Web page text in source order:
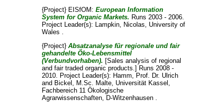
{Project} EISfOM: European Information
System for Organic Markets. Runs 2003 - 2006.
Project Leader(s): Lampkin, Nicolas, University of
Wales .
{Project} Absatzanalyse für regionale und fair
gehandelte Öko-Lebensmittel
(Verbundvorhaben). [Sales analysis of regional
and fair traded organic products.] Runs 2008 -
2010. Project Leader(s): Hamm, Prof. Dr. Ulrich
and Bickel, M.Sc. Malte, Universität Kassel,
Fachbereich 11 Ökologische
Agrarwissenschaften, D-Witzenhausen .